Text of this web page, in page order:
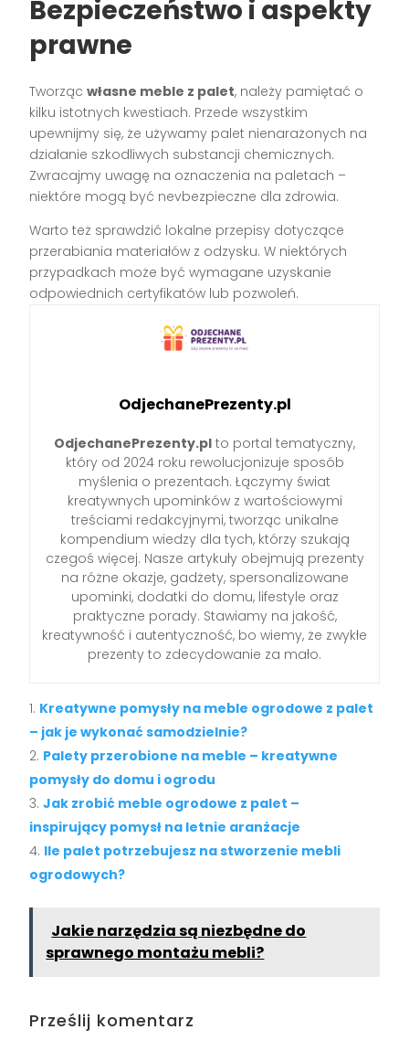
Bezpieczeństwo i aspekty
prawne
Tworzącwłasne meble z palet, należy pamiętać o
kilku istotnych kwestiach. Przede wszystkim
upewnijmy się, że używamy palet nienarażonych na
działanie szkodliwych substancji chemicznych.
Zwracajmy uwagę na oznaczenia na paletach –
niektóre mogą być nevbezpieczne dla zdrowia.
Warto też sprawdzić lokalne przepisy dotyczące
przerabiania materiałów z odzysku. W niektórych
przypadkach może być wymagane uzyskanie
odpowiednich certyfikatów lub pozwoleń.
OdjechanePrezenty.pl
OdjechanePrezenty.pl to portal tematyczny,
który od 2024 roku rewolucjonizuje sposób
myślenia o prezentach. Łączymy świat
kreatywnych upominków z wartościowymi
treściami redakcyjnymi, tworząc unikalne
kompendium wiedzy dla tych, którzy szukają
czegoś więcej. Nasze artykuły obejmują prezenty
na różne okazje, gadżety, spersonalizowane
upominki, dodatki do domu, lifestyle oraz
praktyczne porady. Stawiamy na jakość,
kreatywność i autentyczność, bo wiemy, że zwykłe
prezenty to zdecydowanie za mało.
Kreatywne pomysły na meble ogrodowe z palet
– jak je wykonać samodzielnie?
Palety przerobione na meble – kreatywne
pomysły do domu i ogrodu
Jak zrobić meble ogrodowe z palet –
inspirujący pomysł na letnie aranżacje
Ile palet potrzebujesz na stworzenie mebli
ogrodowych?
Jakie narzędzia są niezbędne do
sprawnego montażu mebli?
Prześlij komentarz